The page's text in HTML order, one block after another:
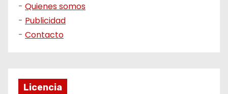
- Quienes somos
- Publicidad
- Contacto
Licencia